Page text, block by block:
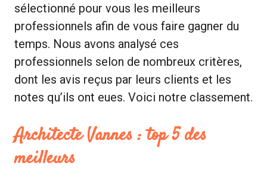
sélectionné pour vous les meilleurs
professionnels afin de vous faire gagner du
temps. Nous avons analysé ces
professionnels selon de nombreux critères,
dont les avis reçus par leurs clients et les
notes qu’ils ont eues. Voici notre classement.
Architecte Vannes : top 5 des
meilleurs